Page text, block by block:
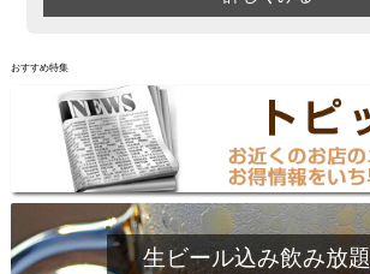
おすすめ特集
生ビール込み飲み放題